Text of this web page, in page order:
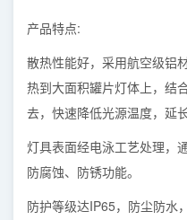
产品特点:
散热性能好，采用航空级铝
热到大面积罐片灯体上，结
去，快速降低光源温度，延
灯具表面经电泳工艺处理，
防腐蚀、防锈功能。
防护等级达IP65，防尘防水